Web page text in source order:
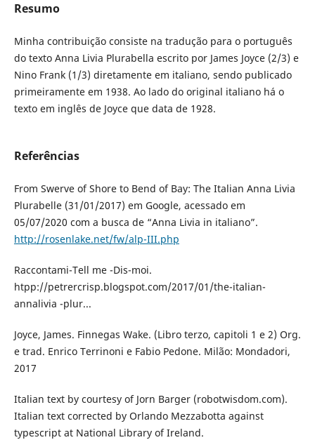
Resumo
Minha contribuição consiste na tradução para o português
do texto Anna Livia Plurabella escrito por James Joyce (2/3) e
Nino Frank (1/3) diretamente em italiano, sendo publicado
primeiramente em 1938. Ao lado do original italiano há o
texto em inglês de Joyce que data de 1928.
Referências
From Swerve of Shore to Bend of Bay: The Italian Anna Livia
Plurabelle (31/01/2017) em Google, acessado em
05/07/2020 com a busca de “Anna Livia in italiano”.
http://rosenlake.net/fw/alp-III.php
Raccontami-Tell me -Dis-moi.
htpp://petrercrisp.blogspot.com/2017/01/the-italian-
annalivia -plur...
Joyce, James. Finnegas Wake. (Libro terzo, capitoli 1 e 2) Org.
e trad. Enrico Terrinoni e Fabio Pedone. Milão: Mondadori,
2017
Italian text by courtesy of Jorn Barger (robotwisdom.com).
Italian text corrected by Orlando Mezzabotta against
typescript at National Library of Ireland.